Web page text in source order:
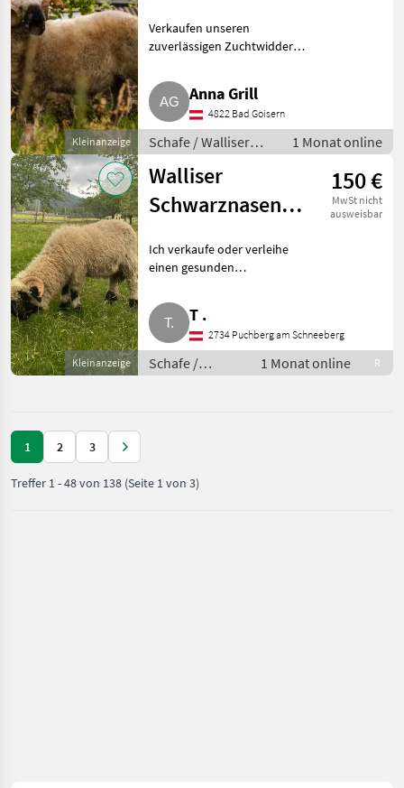
Kleinanzeige
Verkaufen unseren
zuverlässigen Zuchtwidder
Herdebuch. Blauzungen
geimpft. Schafe Walliser
Schwarznasenschafe
Anna Grill
4822 Bad Goisern
Schafe / Walliser
Schwarznasenschafe
1 Monat online
Kleinanzeige
Walliser
Schwarznasenschaf-
150 €
MwSt nicht
ausweisbar
Ich verkaufe oder verleihe
einen gesunden
Widder ist ca. 1, 5 Jahre alt, sehr
zahm erzogen und gut an den
Umgang mit Menschen
gewöhnt. E
T .
2734 Puchberg am Schneeberg
Schafe /
Walliser
1 Monat online R
1 2 3
Treffer 1-48von 138 (Seite 1 von 3)